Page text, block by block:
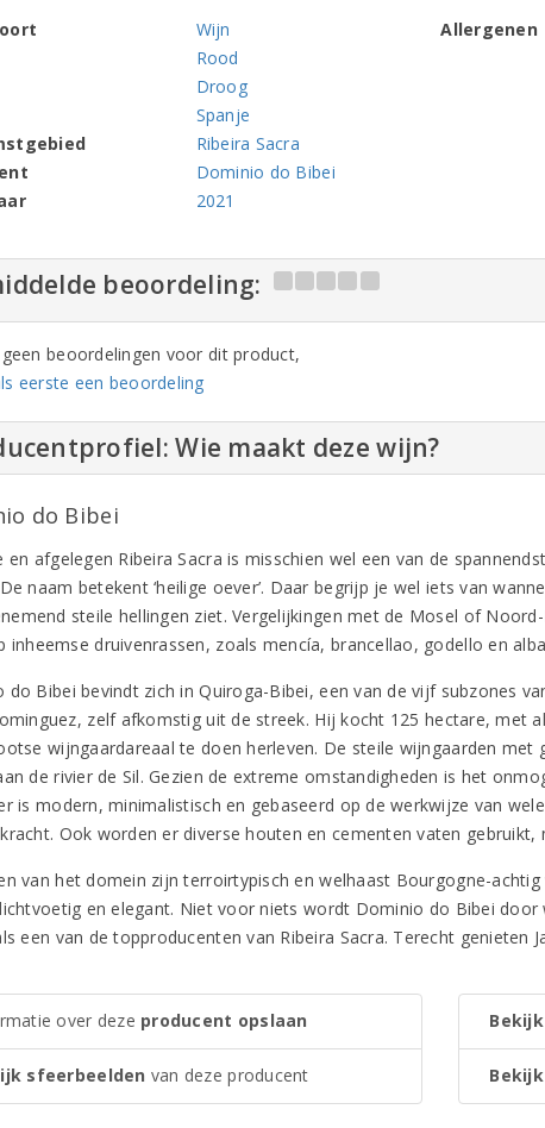
Wijn
Rood
Droog
Spanje
Ribeira Sacra
Dominio do Bibei
2021
Allergenen
beoordeling:
geen beoordelingen voor dit product,
eerste een beoordeling
Wie maakt deze wijn?
do Bibei
en afgelegen Ribeira Sacra is misschien wel een van de
naam betekent ‘heilige oever’. Daar begrijp je wel iets van
steile hellingen ziet. Vergelijkingen met de Mosel of
inheemse druivenrassen, zoals mencía, brancellao, godello en
do Bibei bevindt zich in Quiroga-Bibei, een van de vijf subzones
zelf afkomstig uit de streek. Hij kocht 125 hectare, met
wijngaardareaal te doen herleven. De steile wijngaarden met
de rivier de Sil. Gezien de extreme omstandigheden is het
is modern, minimalistisch en gebaseerd op de werkwijze van
Ook worden er diverse houten en cementen vaten gebruikt,
van het domein zijn terroirtypisch en welhaast Bourgogne-
en elegant. Niet voor niets wordt Dominio do Bibei door
een van de topproducenten van Ribeira Sacra. Terecht genieten
over deze producent opslaan
sfeerbeelden van deze producent